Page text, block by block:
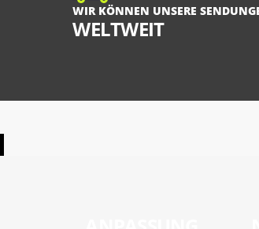
WIR KÖNNEN UNSERE
WELTWEIT